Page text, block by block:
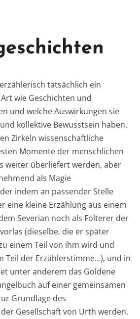
tatsächlich ein
wie Geschichten und
und welche Auswirkungen sie
kollektive Bewusstsein haben.
Zirkeln wissenschaftliche
Momente der menschlichen
weiter überliefert werden, aber
als Magie
indem an passender Stelle
eine kleine Erzählung aus einem
Severian noch als Folterer der
(dieselbe, die er später
einem Teil von ihm wird und
Teil der Erzählerstimme…), und in
unter anderem das Goldene
auf einer gemeinsamen
Grundlage des
Gesellschaft von Urth werden.